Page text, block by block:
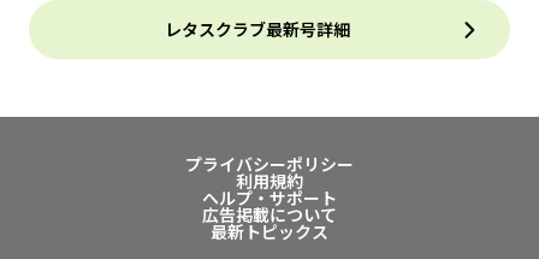
レタスクラブ最新号詳細
プライバシーポリシー
利用規約
ヘルプ・サポート
広告掲載について
最新トピックス